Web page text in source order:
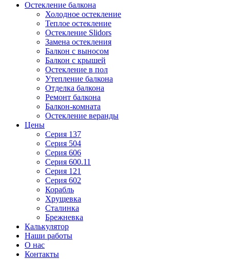
Остекление балкона
Холодное остекление
Теплое остекление
Остекление Slidors
Замена остекления
Балкон с выносом
Балкон с крышей
Остекление в пол
Утепление балкона
Отделка балкона
Ремонт балкона
Балкон-комната
Остекление веранды
Цены
Серия 137
Серия 504
Серия 606
Серия 600.11
Серия 121
Серия 602
Корабль
Хрущевка
Сталинка
Брежневка
Калькулятор
Наши работы
О нас
Контакты